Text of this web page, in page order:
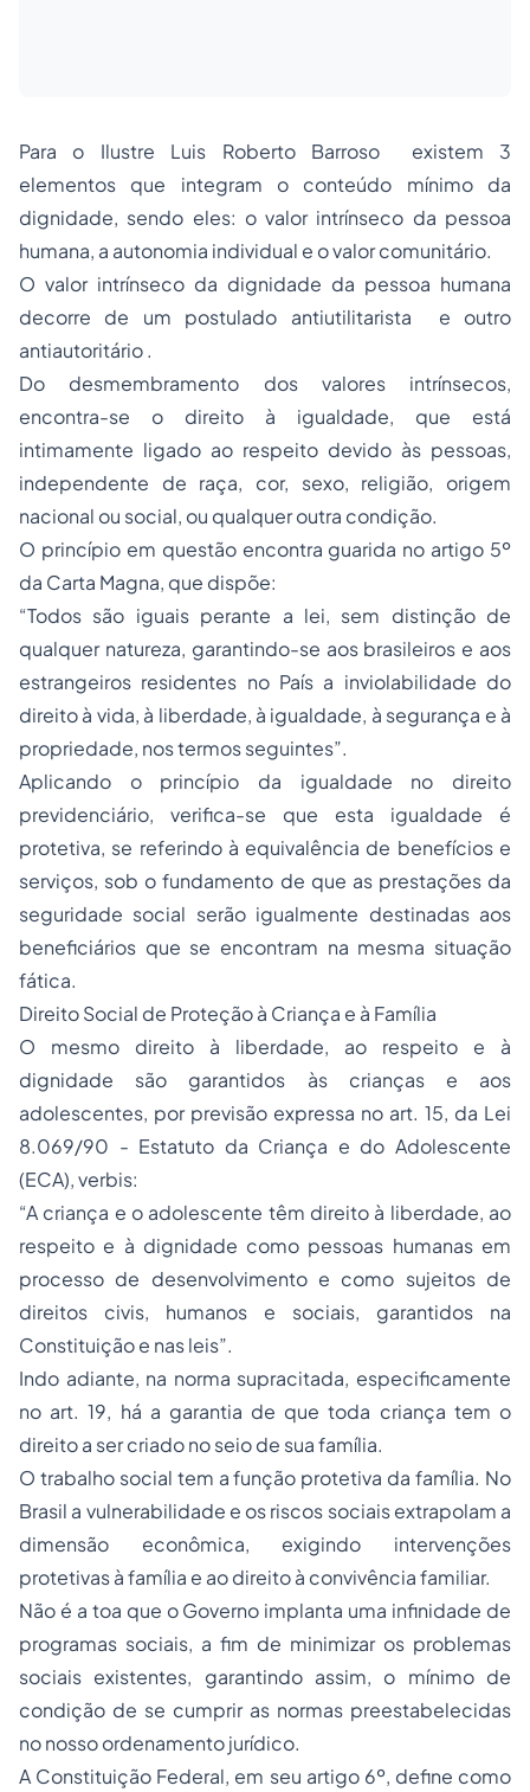
Para o Ilustre Luis Roberto Barroso existem 3
elementos que integram o conteúdo mínimo da
dignidade, sendo eles: o valor intrínseco da pessoa
humana, a autonomia individual e o valor comunitário.
O valor intrínseco da dignidade da pessoa humana
decorre de um postulado antiutilitarista e outro
antiautoritário .
Do desmembramento dos valores intrínsecos,
encontra-se o direito à igualdade, que está
intimamente ligado ao respeito devido às pessoas,
independente de raça, cor, sexo, religião, origem
nacional ou social, ou qualquer outra condição.
O princípio em questão encontra guarida no artigo 5º
da Carta Magna, que dispõe:
“Todos são iguais perante a lei, sem distinção de
qualquer natureza, garantindo-se aos brasileiros e aos
estrangeiros residentes no País a inviolabilidade do
direito à vida, à liberdade, à igualdade, à segurança e à
propriedade, nos termos seguintes”.
Aplicando o princípio da igualdade no direito
previdenciário, verifica-se que esta igualdade é
protetiva, se referindo à equivalência de benefícios e
serviços, sob o fundamento de que as prestações da
seguridade social serão igualmente destinadas aos
beneficiários que se encontram na mesma situação
fática.
Direito Social de Proteção à Criança e à Família
O mesmo direito à liberdade, ao respeito e à
dignidade são garantidos às crianças e aos
adolescentes, por previsão expressa no art. 15, da Lei
8.069/90 - Estatuto da Criança e do Adolescente
(ECA), verbis:
“A criança e o adolescente têm direito à liberdade, ao
respeito e à dignidade como pessoas humanas em
processo de desenvolvimento e como sujeitos de
direitos civis, humanos e sociais, garantidos na
Constituição e nas leis”.
Indo adiante, na norma supracitada, especificamente
no art. 19, há a garantia de que toda criança tem o
direito a ser criado no seio de sua família.
O trabalho social tem a função protetiva da família. No
Brasil a vulnerabilidade e os riscos sociais extrapolam a
dimensão econômica, exigindo intervenções
protetivas à família e ao direito à convivência familiar.
Não é a toa que o Governo implanta uma infinidade de
programas sociais, a fim de minimizar os problemas
sociais existentes, garantindo assim, o mínimo de
condição de se cumprir as normas preestabelecidas
no nosso ordenamento jurídico.
A Constituição Federal, em seu artigo 6º, define como